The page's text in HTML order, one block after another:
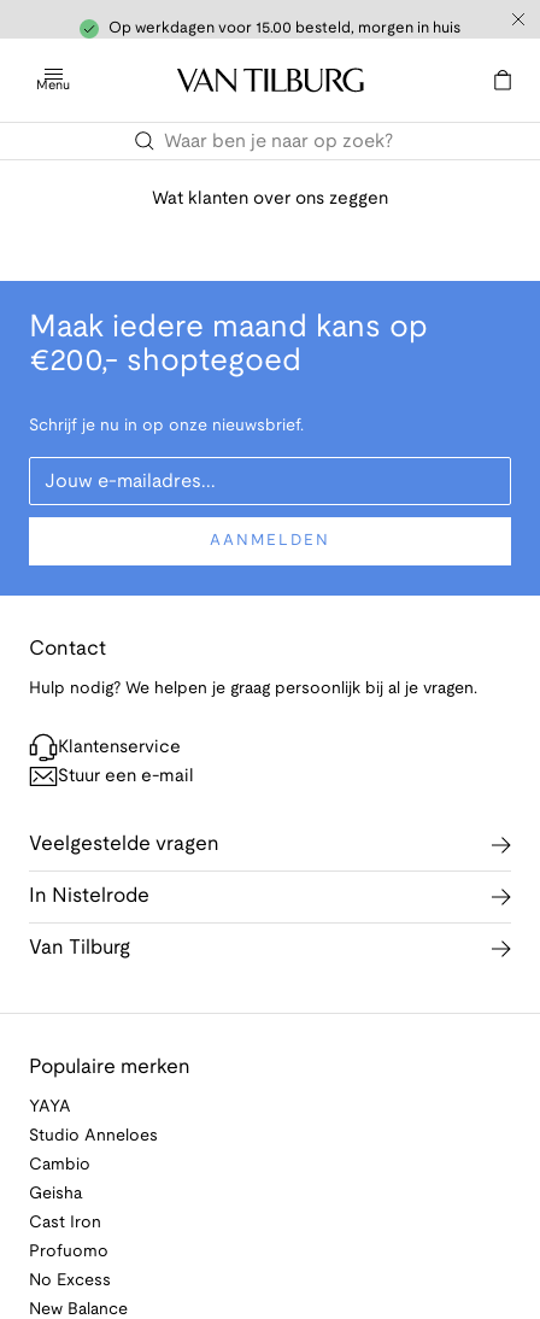
Op werkdagen voor 15.00 besteld, morgen in huis
Menu
Wat klanten over ons zeggen
Maak iedere maand kans op
€200,- shoptegoed
Schrijf je nu in op onze nieuwsbrief.
Your Email
AANMELDEN
Contact
Hulp nodig? We helpen je graag persoonlijk bij al je vragen.
Klantenservice
Stuur een e-mail
Veelgestelde vragen
In Nistelrode
Van Tilburg
Populaire merken
YAYA
Studio Anneloes
Cambio
Geisha
Cast Iron
Profuomo
No Excess
New Balance